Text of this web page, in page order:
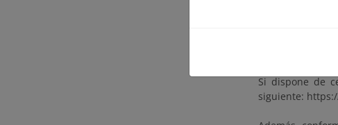
del
Paseo de la
Si dispone de
siguiente: